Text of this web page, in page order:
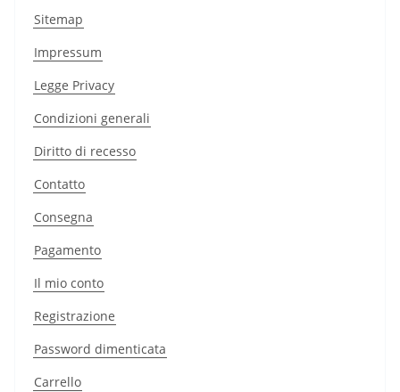
Sitemap
Impressum
Legge Privacy
Condizioni generali
Diritto di recesso
Contatto
Consegna
Pagamento
Il mio conto
Registrazione
Password dimenticata
Carrello